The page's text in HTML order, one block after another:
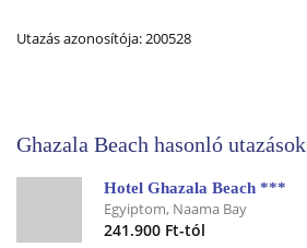
Utazás azonosítója: 200528
Ghazala Beach hasonló utazások
Hotel Ghazala Beach ***
Egyiptom, Naama Bay
241.900 Ft-tól